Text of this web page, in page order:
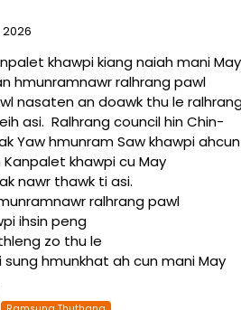
2026
khawpi kiang naiah mani May
hmunramnawr ralhrang pawl
nasaten an doawk thu le
asi. Ralhrang council hin Chin-
Yaw hmunram Saw khawpi
Kanpalet khawpi cu May
nawr thawk ti asi.
ralhrang pawl
ihsin peng
zo thu le
hmunkhat ah cun mani May